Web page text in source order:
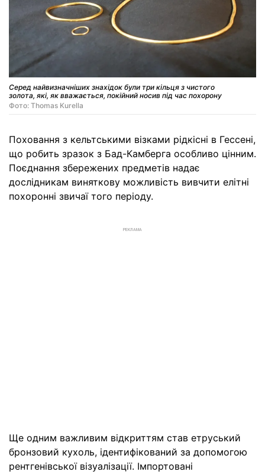
Серед найвизначніших знахідок були три кільця з чистого
золота, які, як вважається, покійний носив під час похорону
Фото: Thomas Kurella
Поховання з кельтськими візками рідкісні в Гессені,
що робить зразок з Бад-Камберга особливо цінним.
Поєднання збережених предметів надає
дослідникам виняткову можливість вивчити елітні
похоронні звичаї того періоду.
РЕКЛАМА
Ще одним важливим відкриттям став етруський
бронзовий кухоль, ідентифікований за допомогою
рентгенівської візуалізації. Імпортовані